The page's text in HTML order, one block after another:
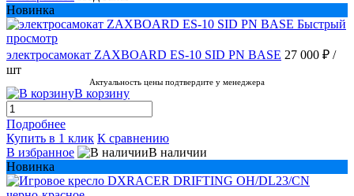
Новинка
Быстрый
просмотр
электросамокат ZAXBOARD ES-10 SID PN BASE 27 000 ₽ /
шт
Актуальность цены подтвердите у менеджера
В корзину
Подробнее
Купить в 1 клик К сравнению
В избранное
В наличии
Новинка